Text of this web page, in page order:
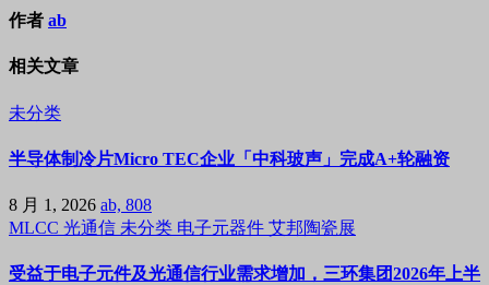
作者 ab
相关文章
未分类
半导体制冷片Micro TEC企业「中科玻声」完成A+轮融资
8 月 1, 2026 ab, 808
MLCC 光通信 未分类 电子元器件 艾邦陶瓷展
受益于电子元件及光通信行业需求增加，三环集团2026年上半